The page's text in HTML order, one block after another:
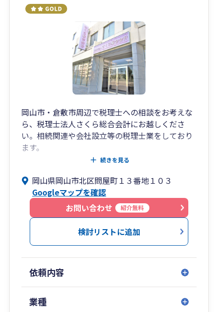
岡山市・倉敷市周辺で税理士への相談をお考えな
ら、税理士法人さくら総合会計にお越しくださ
い。相続関連や会社設立等の税理士業をしており
ます。
遺言書の作成や遺産分割などの相続関連のご相談
には会社設立サポートや法人税申告、税理士顧問
契約なども承っております。各種税申告の無料相
談も面談で随時行っておりますのでお気軽にご相
談くださいませ。
続きを見る
岡山県岡山市北区問屋町１３番地１０３
Googleマップを確認
お問い合わせ
紹介無料
検討リストに追加
依頼内容
業種